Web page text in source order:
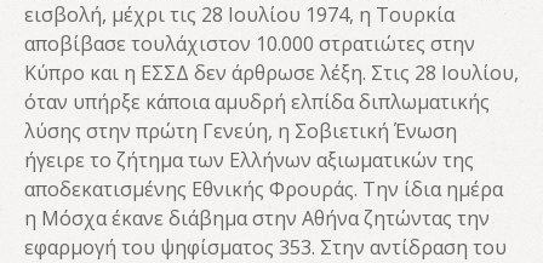
εισβολή, μέχρι τις 28 Ιουλίου 1974, η Τουρκία
αποβίβασε τουλάχιστον 10.000 στρατιώτες στην
Κύπρο και η ΕΣΣΔ δεν άρθρωσε λέξη. Στις 28 Ιουλίου,
όταν υπήρξε κάποια αμυδρή ελπίδα διπλωματικής
λύσης στην πρώτη Γενεύη, η Σοβιετική Ένωση
ήγειρε το ζήτημα των Ελλήνων αξιωματικών της
αποδεκατισμένης Εθνικής Φρουράς. Την ίδια ημέρα
η Μόσχα έκανε διάβημα στην Αθήνα ζητώντας την
εφαρμογή του ψηφίσματος 353. Στην αντίδραση του